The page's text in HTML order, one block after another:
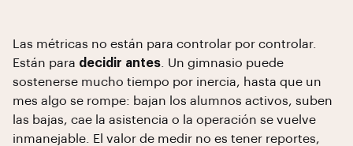
Las métricas no están para controlar por controlar.
Están para decidir antes . Un gimnasio puede
sostenerse mucho tiempo por inercia, hasta que un
mes algo se rompe: bajan los alumnos activos, suben
las bajas, cae la asistencia o la operación se vuelve
inmanejable. El valor de medir no es tener reportes,